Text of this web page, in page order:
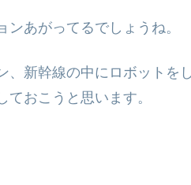
ンあがってるでしょうね。
、新幹線の中にロボットを
ておこうと思います。